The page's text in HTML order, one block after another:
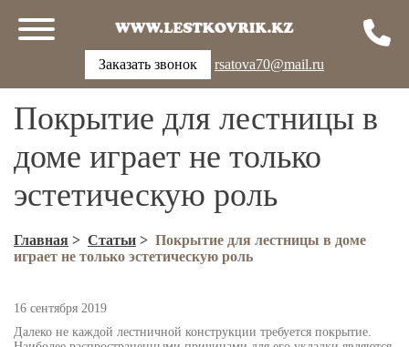
Заказать звонок rsatova70@mail.ru
Покрытие для лестницы в
доме играет не только
эстетическую роль
Главная > Статьи > Покрытие для лестницы в доме
играет не только эстетическую роль
16 сентября 2019
Далеко не каждой лестничной конструкции требуется покрытие.